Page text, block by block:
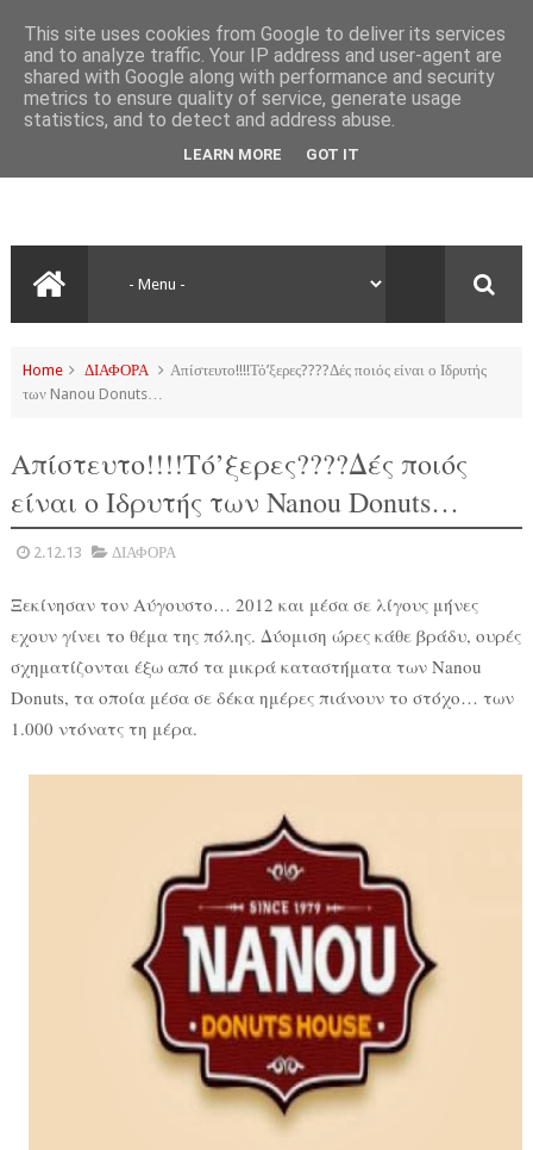
Home ΔΙΑΦΟΡΑ
Απίστευτο!!!!Τό’ξερες????Δές ποιός είναι ο Ιδρυτής
των Nanou Donuts…
Απίστευτο!!!!Τό’ξερες????Δές ποιός
είναι ο Ιδρυτής των Nanou Donuts…
2.12.13 ΔΙΑΦΟΡΑ
Ξεκίνησαν τον Αύγουστο… 2012 και μέσα σε λίγους μήνες
εχουν γίνει το θέμα της πόλης. Δύομιση ώρες κάθε βράδυ, ουρές
σχηματίζονται έξω από τα μικρά καταστήματα των Nanou
Donuts, τα οποία μέσα σε δέκα ημέρες πιάνουν το στόχο… των
1.000 ντόνατς τη μέρα.
This site uses cookies from Google to deliver its services
and to analyze traffic. Your IP address and user-agent are
shared with Google along with performance and security
metrics to ensure quality of service, generate usage
statistics, and to detect and address abuse.
LEARN MORE GOT IT